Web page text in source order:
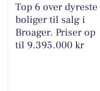
Top 6 over dyreste
boliger til salg i
Broager. Priser op
til 9.395.000 kr